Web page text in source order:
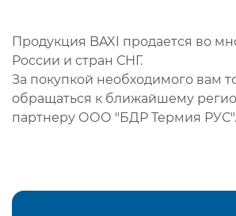
Продукция BAXI продается во
России и стран СНГ.
За покупкой необходимого вам
обращаться к ближайшему
партнеру ООО "БДР Термия РУС".